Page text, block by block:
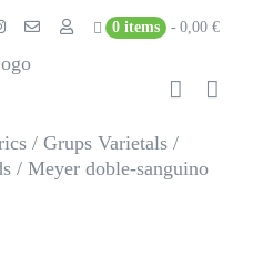
0 items 0,00 €
/ Grups Varietals /
/ Meyer doble-sanguino